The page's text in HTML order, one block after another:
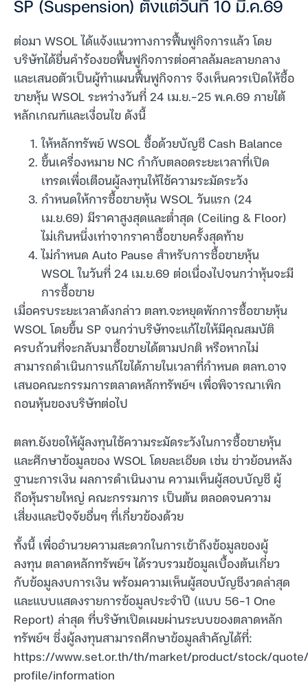
SP (Suspension) ตั้งแต่วันที่ 10 มี.ค.69
ต่อมา WSOL ได้แจ้งแนวทางการฟื้นฟูกิจการแล้ว โดย
บริษัทได้ยื่นคำร้องขอฟื้นฟูกิจการต่อศาลล้มละลายกลาง
และเสนอตัวเป็นผู้ทำแผนฟื้นฟูกิจการ จึงเห็นควรเปิดให้ซื้อ
ขายหุ้น WSOL ระหว่างวันที่ 24 เม.ย.-25 พ.ค.69 ภายใต้
หลักเกณฑ์และเงื่อนไข ดังนี้
ให้หลักทรัพย์ WSOL ซื้อด้วยบัญชี Cash Balance
ขึ้นเครื่องหมาย NC กำกับตลอดระยะเวลาที่เปิด
เทรดเพื่อเตือนผู้ลงทุนให้ใช้ความระมัดระวัง
กำหนดให้การซื้อขายหุ้น WSOL วันแรก (24
เม.ย.69) มีราคาสูงสุดและต่ำสุด (Ceiling & Floor)
ไม่เกินหนึ่งเท่าจากราคาซื้อขายครั้งสุดท้าย
ไม่กำหนด Auto Pause สำหรับการซื้อขายหุ้น
WSOL ในวันที่ 24 เม.ย.69 ต่อเนื่องไปจนกว่าหุ้นจะมี
การซื้อขาย
เมื่อครบระยะเวลาดังกล่าว ตลท.จะหยุดพักการซื้อขายหุ้น
WSOL โดยขึ้น SP จนกว่าบริษัทจะแก้ไขให้มีคุณสมบัติ
ครบถ้วนที่จะกลับมาซื้อขายได้ตามปกติ หรือหากไม่
สามารถดำเนินการแก้ไขได้ภายในเวลาที่กำหนด ตลท.อาจ
เสนอคณะกรรมการตลาดหลักทรัพย์ฯ เพื่อพิจารณาเพิก
ถอนหุ้นของบริษัทต่อไป
ตลท.ยังขอให้ผู้ลงทุนใช้ความระมัดระวังในการซื้อขายหุ้น
และศึกษาข้อมูลของ WSOL โดยละเอียด เช่น ข่าวย้อนหลัง
ฐานะการเงิน ผลการดำเนินงาน ความเห็นผู้สอบบัญชี ผู้
ถือหุ้นรายใหญ่ คณะกรรมการ เป็นต้น ตลอดจนความ
เสี่ยงและปัจจัยอื่นๆ ที่เกี่ยวข้องด้วย
ทั้งนี้ เพื่ออำนวยความสะดวกในการเข้าถึงข้อมูลของผู้
ลงทุน ตลาดหลักทรัพย์ฯ ได้รวบรวมข้อมูลเบื้องต้นเกี่ยว
กับข้อมูลงบการเงิน พร้อมความเห็นผู้สอบบัญชีงวดล่าสุด
และแบบแสดงรายการข้อมูลประจำปี (แบบ 56-1 One
Report) ล่าสุด ที่บริษัทเปิดเผยผ่านระบบของตลาดหลัก
ทรัพย์ฯ ซึ่งผู้ลงทุนสามารถศึกษาข้อมูลสำคัญได้ที่:
https://www.set.or.th/th/market/product/stock/
profile/information